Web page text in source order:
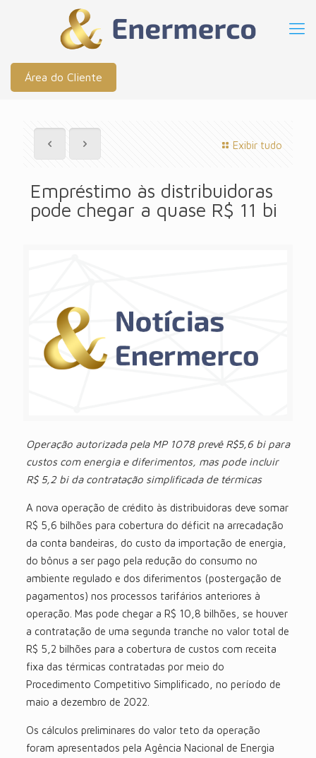
Área do Cliente
Exibir tudo
Empréstimo às distribuidoras
pode chegar a quase R$ 11 bi
Operação autorizada pela MP 1078 prevê R$5,6 bi para
custos com energia e diferimentos, mas pode incluir
R$ 5,2 bi da contratação simplificada de térmicas
A nova operação de crédito às distribuidoras deve somar
R$ 5,6 bilhões para cobertura do déficit na arrecadação
da conta bandeiras, do custo da importação de energia,
do bônus a ser pago pela redução do consumo no
ambiente regulado e dos diferimentos (postergação de
pagamentos) nos processos tarifários anteriores à
operação. Mas pode chegar a R$ 10,8 bilhões, se houver
a contratação de uma segunda tranche no valor total de
R$ 5,2 bilhões para a cobertura de custos com receita
fixa das térmicas contratadas por meio do
Procedimento Competitivo Simplificado, no período de
maio a dezembro de 2022.
Os cálculos preliminares do valor teto da operação
foram apresentados pela Agência Nacional de Energia